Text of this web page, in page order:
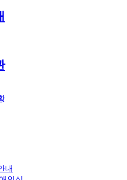
내